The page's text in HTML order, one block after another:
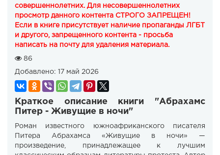
совершеннолетних. Для несовершеннолетних
просмотр данного контента СТРОГО ЗАПРЕЩЕН!
Если в книге присутствует наличие пропаганды ЛГБТ
и другого, запрещенного контента - просьба
написать на почту для удаления материала.
86
Добавлено: 17 май 2026
Краткое описание книги "Абрахамс
Питер - Живущие в ночи"
Роман известного южноафриканского писателя
Питера Абрахамса «Живущие в ночи» —
произведение, принадлежащее к лучшим